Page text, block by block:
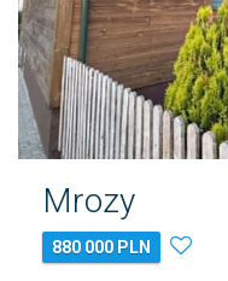
Mrozy
880 000 PLN